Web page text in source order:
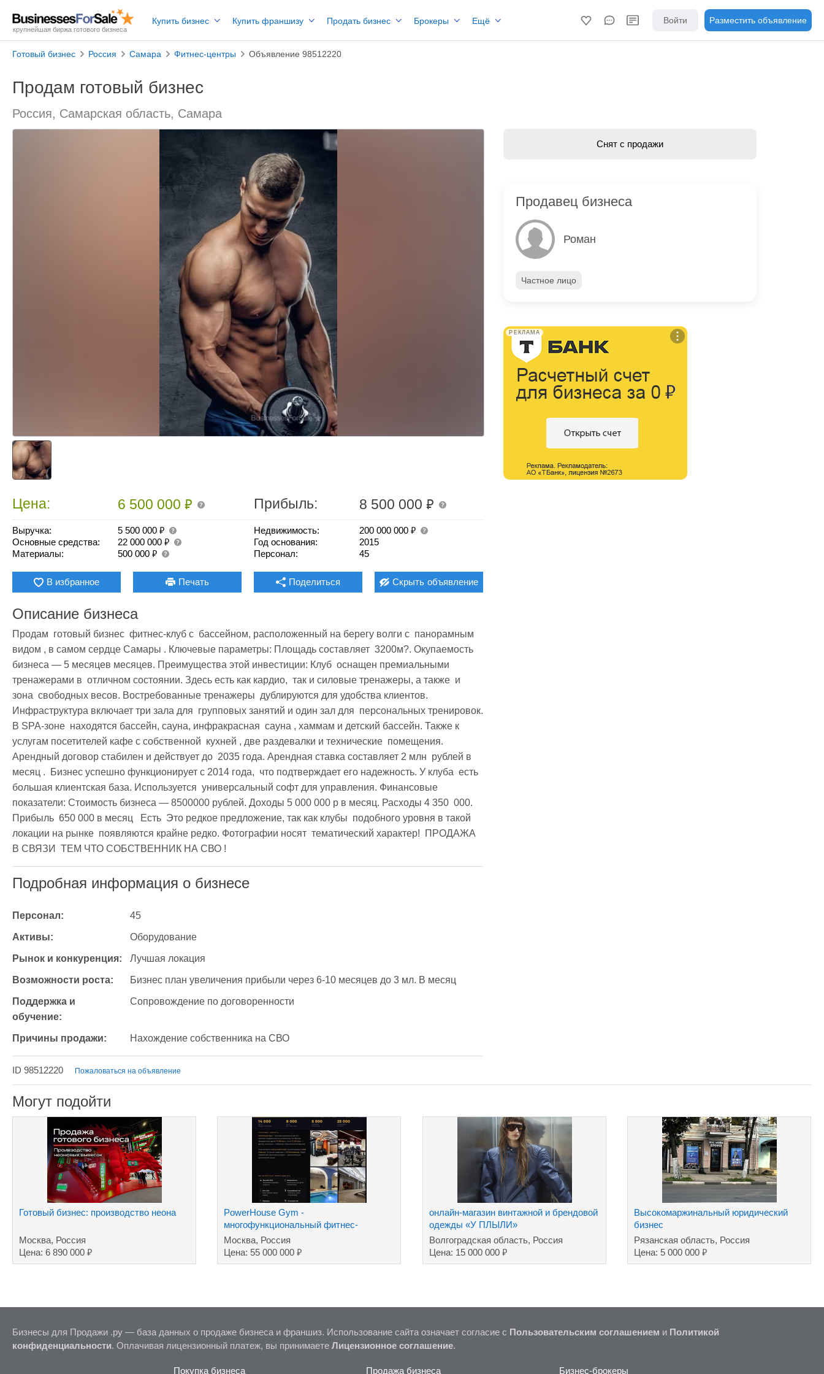
крупнейшая биржа готового бизнеса
Купить бизнес Купить франшизу Продать бизнес Брокеры Ещё Войти Разместить объявление
Готовый бизнес Россия Самара Фитнес-центры Объявление 98512220
Продам готовый бизнес
Россия, Самарская область, Самара
Цена: 6 500 000₽ Прибыль: 8 500 000 ₽
Выручка: 5 500 000₽
Основные средства: 22 000 000₽
Материалы: 500 000₽
Недвижимость: 200 000 000 ₽
Год основания:
2015
Персонал:
45
В избранное Печать Поделиться Скрыть объявление
Описание бизнеса
Продам  готовый бизнес  фитнес-клуб с  бассейном, расположенный на берегу волги с  панорамным
видом , в самом сердце Самары . Ключевые параметры: Площадь составляет  3200м?. Окупаемость
бизнеса — 5 месяцев месяцев. Преимущества этой инвестиции: Клуб  оснащен премиальными
тренажерами в  отличном состоянии. Здесь есть как кардио,  так и силовые тренажеры, а также  и
зона  свободных весов. Востребованные тренажеры  дублируются для удобства клиентов.
Инфраструктура включает три зала для  групповых занятий и один зал для  персональных тренировок.
В SPA-зоне  находятся бассейн, сауна, инфракрасная  сауна , хаммам и детский бассейн. Также к
услугам посетителей кафе с собственной  кухней , две раздевалки и технические  помещения.
Арендный договор стабилен и действует до  2035 года. Арендная ставка составляет 2 млн  рублей в
месяц .  Бизнес успешно функционирует с 2014 года,  что подтверждает его надежность. У клуба  есть
большая клиентская база. Используется  универсальный софт для управления. Финансовые
показатели: Стоимость бизнеса — 8500000 рублей. Доходы 5 000 000 р в месяц. Расходы 4 350  000.
Прибыль  650 000 в месяц   Есть  Это редкое предложение, так как клубы  подобного уровня в такой
локации на рынке  появляются крайне редко. Фотографии носят  тематический характер!  ПРОДАЖА
В СВЯЗИ  ТЕМ ЧТО СОБСТВЕННИК НА СВО !
Подробная информация о бизнесе
Персонал: 45
Активы: Оборудование
Рынок и конкуренция: Лучшая локация
Возможности роста: Бизнес план увеличения прибыли через 6-10 месяцев до 3 мл. В месяц
Поддержка и
обучение:
Сопровождение по договоренности
Причины продажи: Нахождение собственника на СВО
Снят с продажи
Продавец бизнеса
Роман
Частное лицо
РЕКЛАМА
ID 98512220 Пожаловаться на объявление
Могут подойти
Готовый бизнес: производство неона
Москва, Россия
Цена: 6 890 000 ₽
PowerHouse Gym -
многофункциональный фитнес-
комплекс премиум класса
Москва, Россия
Цена: 55 000 000₽
онлайн-магазин винтажной и брендовой
одежды «У ПЛЫЛИ»
Волгоградская область, Россия
Цена: 15 000 000 ₽
Высокомаржинальный юридический
бизнес
Рязанская область, Россия
Цена: 5 000 000₽
Бизнесы для Продажи .ру — база данных о продаже бизнеса и франшиз. Использование сайта означает согласие с Пользовательским соглашением и Политикой
конфиденциальности. Оплачивая лицензионный платеж, вы принимаете Лицензионное соглашение.
Покупка бизнеса Продажа бизнеса Бизнес-брокеры